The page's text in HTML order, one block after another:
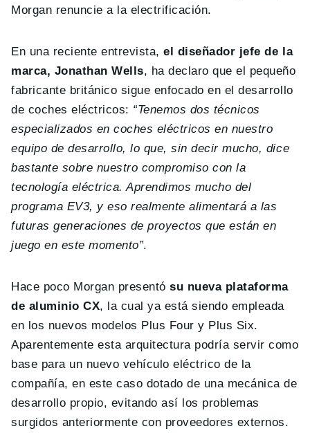
Morgan renuncie a la electrificación.
En una reciente entrevista,el diseñador jefe de la
marca, Jonathan Wells, ha declaro que el pequeño
fabricante británico sigue enfocado en el desarrollo
de coches eléctricos: “Tenemos dos técnicos
especializados en coches eléctricos en nuestro
equipo de desarrollo, lo que, sin decir mucho, dice
bastante sobre nuestro compromiso con la
tecnología eléctrica. Aprendimos mucho del
programa EV3, y eso realmente alimentará a las
futuras generaciones de proyectos que están en
juego en este momento”.
Hace poco Morgan presentósu nueva plataforma
de aluminio CX, la cual ya está siendo empleada
en los nuevos modelos Plus Four y Plus Six.
Aparentemente esta arquitectura podría servir como
base para un nuevo vehículo eléctrico de la
compañía, en este caso dotado de una mecánica de
desarrollo propio, evitando así los problemas
surgidos anteriormente con proveedores externos.